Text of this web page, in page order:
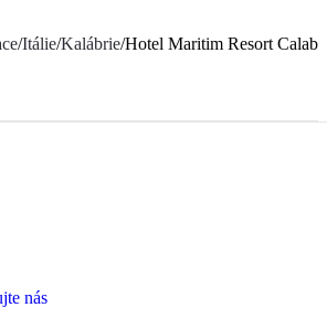
/Itálie/Kalábrie/Hotel Maritim Resort
nás